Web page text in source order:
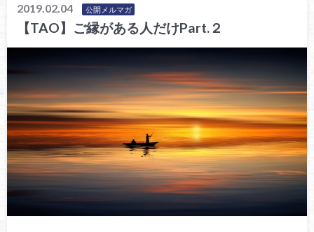
2019.02.04 公開メルマガ
【TAO】ご縁がある人だけPart.２